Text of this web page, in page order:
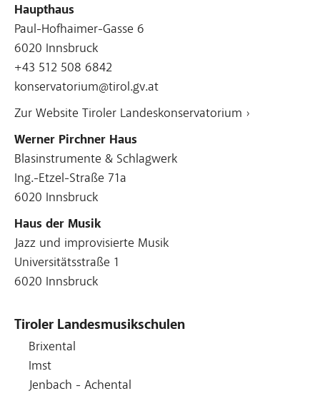
Haupthaus
Paul-Hofhaimer-Gasse 6
6020 Innsbruck
+43 512 508 6842
konservatorium@tirol.gv.at
Zur Website Tiroler Landeskonservatorium ›
Werner Pirchner Haus
Blasinstrumente & Schlagwerk
Ing.-Etzel-Straße 71a
6020 Innsbruck
Haus der Musik
Jazz und improvisierte Musik
Universitätsstraße 1
6020 Innsbruck
Tiroler Landesmusikschulen
Brixental
Imst
Jenbach - Achental